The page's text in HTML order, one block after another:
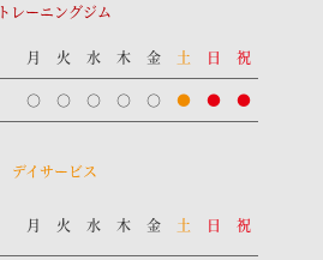
トレーニングジム
月 火 水 木 金 土 日 祝
○ ○ ○ ○ ○ ● ● ●
デイサービス
月 火 水 木 金 土 日 祝